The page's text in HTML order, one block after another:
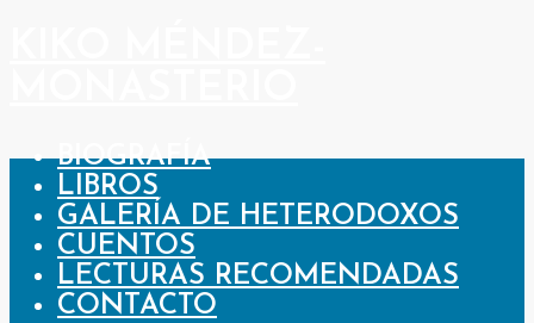
BIOGRAFÍA
LIBROS
GALERÍA DE HETERODOXOS
CUENTOS
LECTURAS RECOMENDADAS
CONTACTO